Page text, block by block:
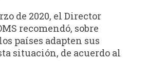
de 2020, el Director
recomendó, sobre
países adapten sus
situación, de acuerdo al